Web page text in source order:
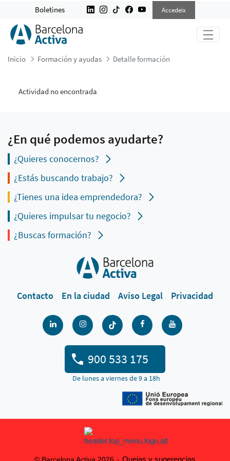
DETALLE FORMACIÓN
Boletines Accedeix
Inicio Formación y ayudas Detalle formación
Actividad no encontrada
¿En qué podemos ayudarte?
¿Quieres conocernos?
¿Estás buscando trabajo?
¿Tienes una idea emprendedora?
¿Quieres impulsar tu negocio?
¿Buscas formación?
Contacto En la ciudad Aviso Legal Privacidad
900 533 175
De lunes a viernes de 9 a 18h